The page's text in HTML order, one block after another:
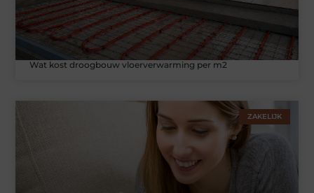
Wat kost droogbouw vloerverwarming per m2
ZAKELIJK